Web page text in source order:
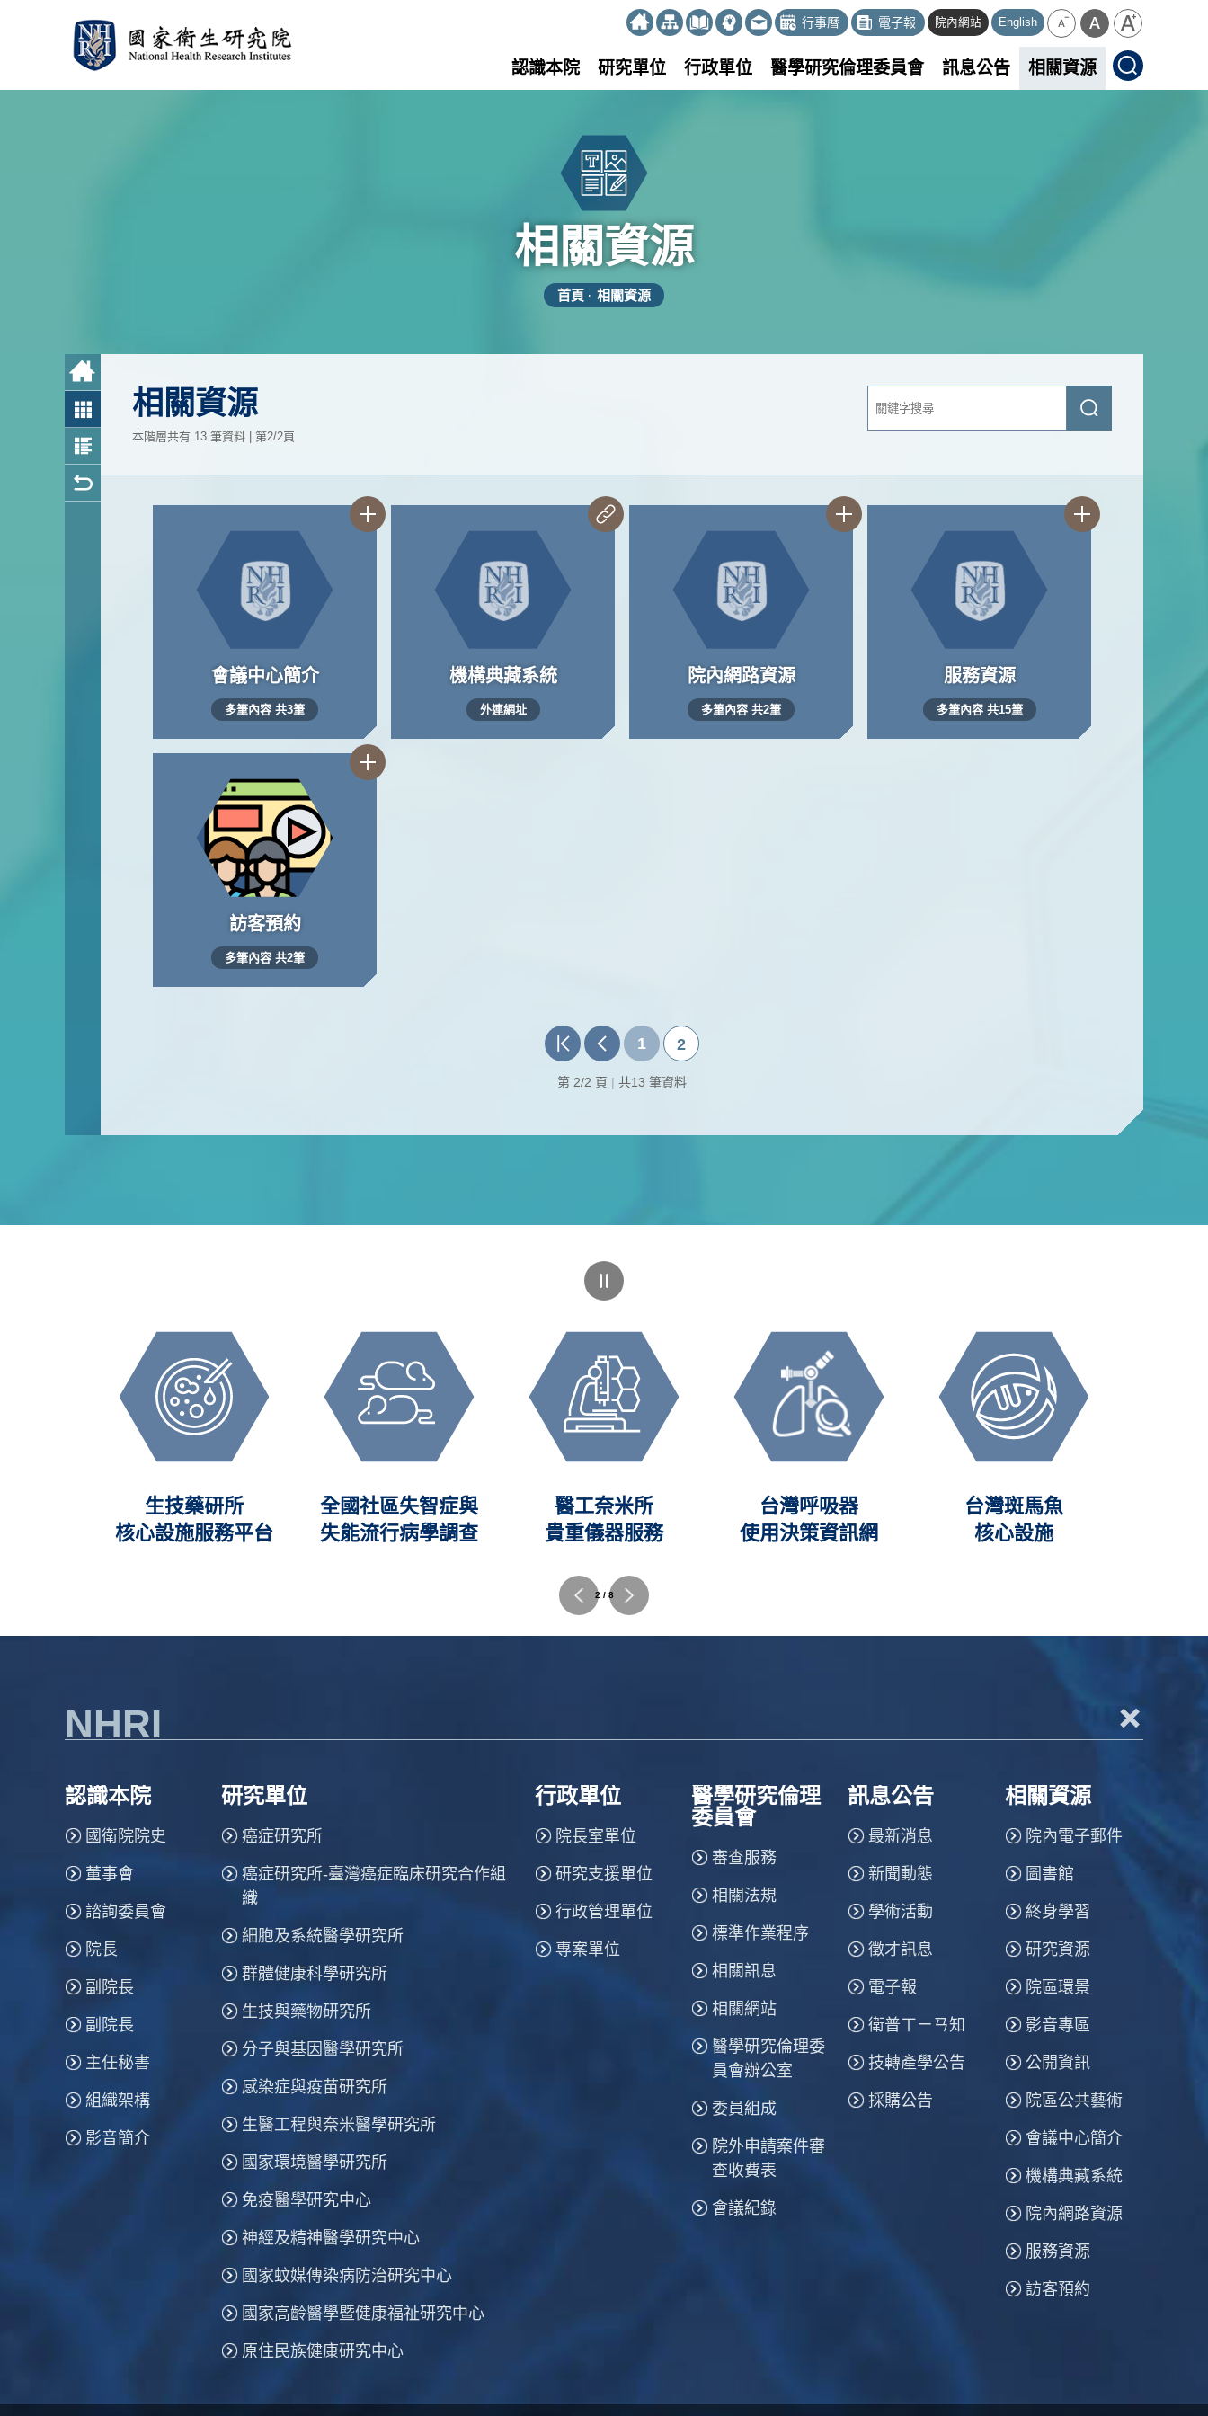
行事曆 電子報 院內網站 English
認識本院 研究單位 行政單位 醫學研究倫理委員會 訊息公告 相關資源
相關資源
首頁 相關資源
相關資源
本階層共有 13 筆資料 | 第2/2頁
關
送
會議中心簡介
多筆內容 共3筆
機構典藏系統
外連網址
院內網路資源
多筆內容 共2筆
服務資源
多筆內容 共15筆
訪客預約
多筆內容 共2筆
1 2
第 2/2 頁 | 共13 筆資料
生技藥研所
核心設施服務平台
全國社區失智症與
失能流行病學調查
醫工奈米所
貴重儀器服務
台灣呼吸器
使用決策資訊網
台灣斑馬魚
核心設施
2 / 8
NHRI +
認識本院
國衛院院史
董事會
諮詢委員會
院長
副院長
副院長
主任秘書
組織架構
影音簡介
研究單位
癌症研究所
癌症研究所-臺灣癌症臨床研究合作組
織
細胞及系統醫學研究所
群體健康科學研究所
生技與藥物研究所
分子與基因醫學研究所
感染症與疫苗研究所
生醫工程與奈米醫學研究所
國家環境醫學研究所
免疫醫學研究中心
神經及精神醫學研究中心
國家蚊媒傳染病防治研究中心
國家高齡醫學暨健康福祉研究中心
原住民族健康研究中心
行政單位
院長室單位
研究支援單位
行政管理單位
專案單位
醫學研究倫理
委員會
審查服務
相關法規
標準作業程序
相關訊息
相關網站
醫學研究倫理委
員會辦公室
委員組成
院外申請案件審
查收費表
會議紀錄
訊息公告
最新消息
新聞動態
學術活動
徵才訊息
電子報
衛普ㄒㄧㄢ知
技轉產學公告
採購公告
相關資源
院內電子郵件
圖書館
終身學習
研究資源
院區環景
影音專區
公開資訊
院區公共藝術
會議中心簡介
機構典藏系統
院內網路資源
服務資源
訪客預約